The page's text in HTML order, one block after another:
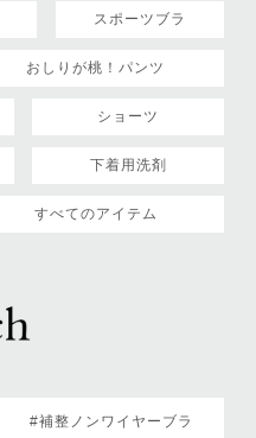
スポーツブラ
おしりが桃！パンツ
ショーツ
下着用洗剤
すべてのアイテム
#補整ノンワイヤーブラ